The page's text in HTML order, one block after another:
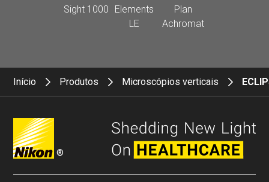
Sight 1000
Elements
LE
Plan
Achromat
Início Produtos Microscópios verticais
®